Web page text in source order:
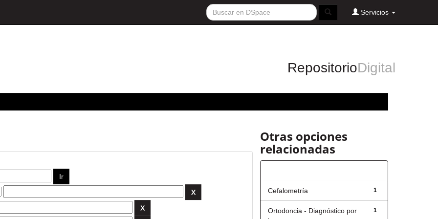
Servicios
RepositorioDigital
Otras opciones
relacionadas
1
Cefalometría
1
Ortodoncia - Diagnóstico por